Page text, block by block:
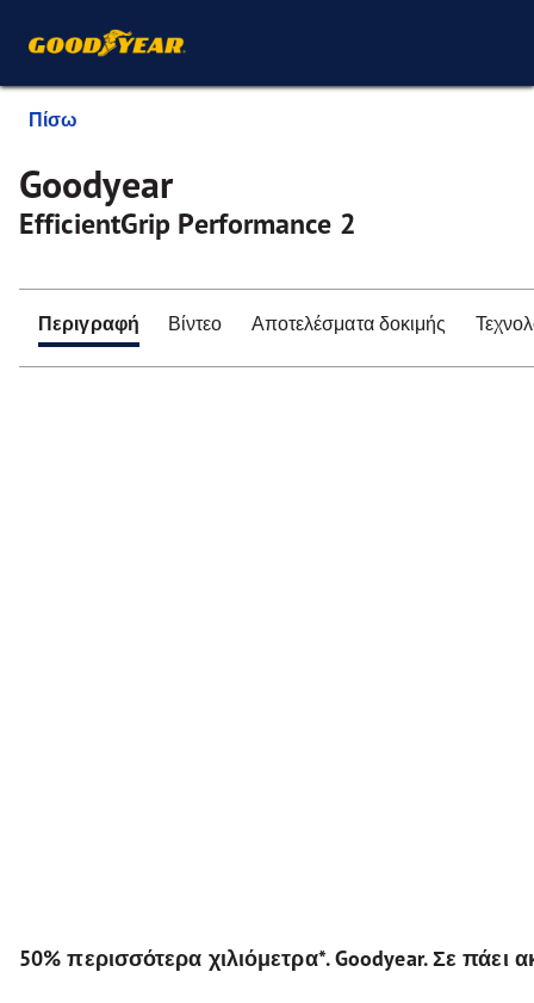
Πίσω
Goodyear
EfficientGrip Performance 2
Περιγραφή Βίντεο Αποτελέσματα δοκιμής
50% περισσότερα χιλιόμετρα*. Goodyear. Σε πάει